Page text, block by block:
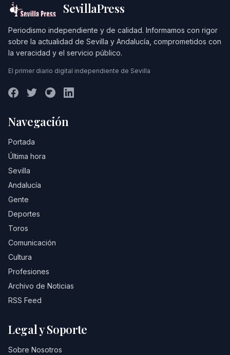
SevillaPress
Periodismo independiente y de calidad. Informamos con rigor
sobre la actualidad de Sevilla y Andalucía, comprometidos con
la veracidad y el servicio público.
El primer diario digital independiente de Sevilla
Navegación
Portada
Última hora
Sevilla
Andalucía
Gente
Deportes
Toros
Comunicación
Cultura
Profesiones
Archivo de Noticias
RSS Feed
Legal y Soporte
Sobre Nosotros